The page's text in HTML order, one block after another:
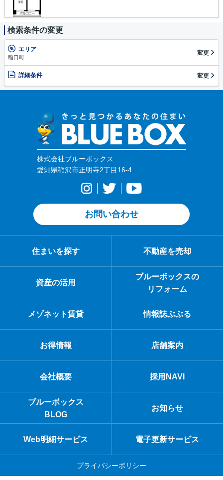
検索条件の変更
エリア
稲口町
変更
詳細条件 変更
株式会社ブルーボックス
愛知県稲沢市正明寺2丁目16-4
お問い合わせ
住まいを探す 不動産を売却
資産の活用
ブルーボックスの
リフォーム
メゾネット賃貸 情報誌ぶぶる
お得情報 店舗案内
会社概要 採用NAVI
ブルーボックス
BLOG
お知らせ
Web明細サービス 電子更新サービス
プライバシーポリシー